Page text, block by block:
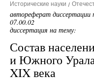
Исторические науки
автореферат
07.00.02
диссертация на тему:
Состав
и Южного
XIX века